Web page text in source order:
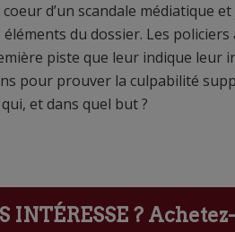
d’un scandale médiatique
du dossier. Les
piste que leur indique leur
pour prouver la culpabilité
et dans quel but ?
INTÉRESSE ?